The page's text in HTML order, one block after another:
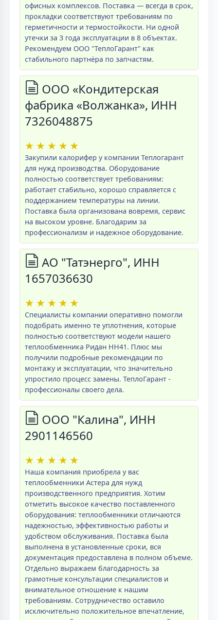
офисных комплексов. Поставка — всегда в срок,
прокладки соответствуют требованиям по
герметичности и термостойкости. Ни одной
утечки за 3 года эксплуатации в 8 объектах.
Рекомендуем ООО "ТеплоГарант" как
стабильного партнёра по запчастям.
ООО «Кондитерская
фабрика «Волжанка», ИНН
7326048875
★ ★ ★ ★ ★
Закупили калорифер у компании Теплогарант
для нужд производства. Оборудование
полностью соответствует требованиям:
работает стабильно, хорошо справляется с
поддержанием температуры на линии.
Поставка была организована вовремя, сервис
на высоком уровне. Благодарим за
профессионализм и надежное оборудование.
АО "Татэнерго", ИНН
1657036630
★ ★ ★ ★ ★
Специалисты компании оперативно помогли
подобрать именно те уплотнения, которые
полностью соответствуют модели нашего
теплообменника Ридан НН41. Плюс мы
получили подробные рекомендации по
монтажу и эксплуатации, что значительно
упростило процесс замены. ТеплоГарант -
профессионалы своего дела.
ООО "Калина", ИНН
2901146560
★ ★ ★ ★ ★
Наша компания приобрела у вас
теплообменники Астера для нужд
производственного предприятия. Хотим
отметить высокое качество поставленного
оборудования: теплообменники отличаются
надежностью, эффективностью работы и
удобством обслуживания. Поставка была
выполнена в установленные сроки, вся
документация предоставлена в полном объеме.
Отдельно выражаем благодарность за
грамотные консультации специалистов и
внимательное отношение к нашим
требованиям. Сотрудничество оставило
исключительно положительное впечатление,